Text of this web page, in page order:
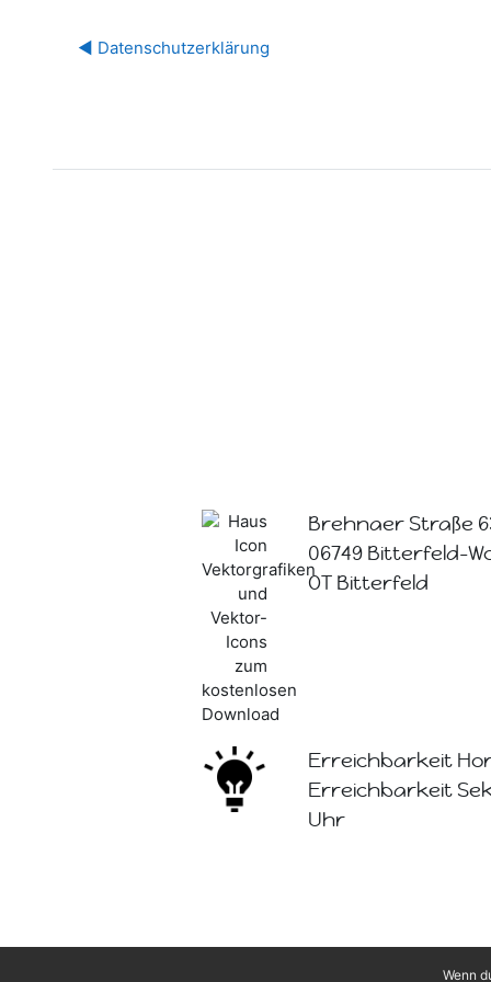
Wenn
◀︎ Datenschutzerklärung
Brehnaer Straße
06749 Bitterfeld-
OT Bitterfeld
Erreichbarkeit
Erreichbarkeit
Uhr